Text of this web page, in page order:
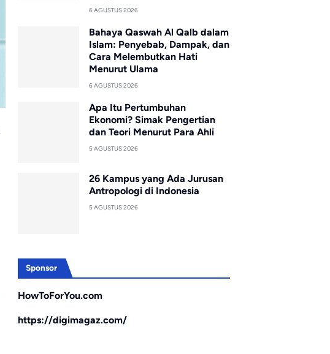
6 AGUSTUS 2026
Bahaya Qaswah Al Qalb dalam
Islam: Penyebab, Dampak, dan
Cara Melembutkan Hati
Menurut Ulama
6 AGUSTUS 2026
Apa Itu Pertumbuhan
Ekonomi? Simak Pengertian
dan Teori Menurut Para Ahli
5 AGUSTUS 2026
26 Kampus yang Ada Jurusan
Antropologi di Indonesia
5 AGUSTUS 2026
Sponsor
HowToForYou.com
https://digimagaz.com/